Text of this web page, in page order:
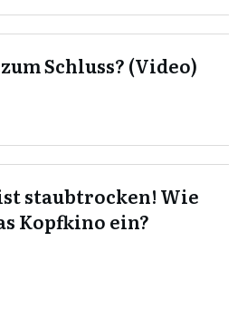
Schluss? (Video)
staubtrocken! Wie
Kopfkino ein?